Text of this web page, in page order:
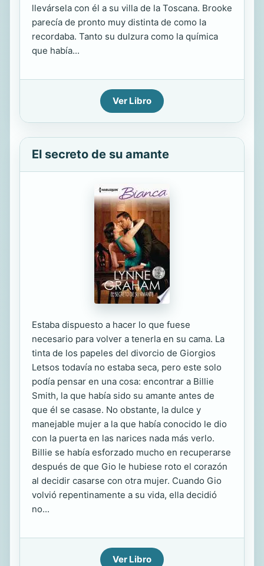
llevársela con él a su villa de la Toscana. Brooke
parecía de pronto muy distinta de como la
recordaba. Tanto su dulzura como la química
que había...
Ver Libro
El secreto de su amante
Estaba dispuesto a hacer lo que fuese
necesario para volver a tenerla en su cama. La
tinta de los papeles del divorcio de Giorgios
Letsos todavía no estaba seca, pero este solo
podía pensar en una cosa: encontrar a Billie
Smith, la que había sido su amante antes de
que él se casase. No obstante, la dulce y
manejable mujer a la que había conocido le dio
con la puerta en las narices nada más verlo.
Billie se había esforzado mucho en recuperarse
después de que Gio le hubiese roto el corazón
al decidir casarse con otra mujer. Cuando Gio
volvió repentinamente a su vida, ella decidió
no...
Ver Libro